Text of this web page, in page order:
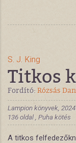
S. J. King
Titkos
Fordító: Rózsás
Lampion könyvek, 2024
136 oldal , Puha kötés
A titkos